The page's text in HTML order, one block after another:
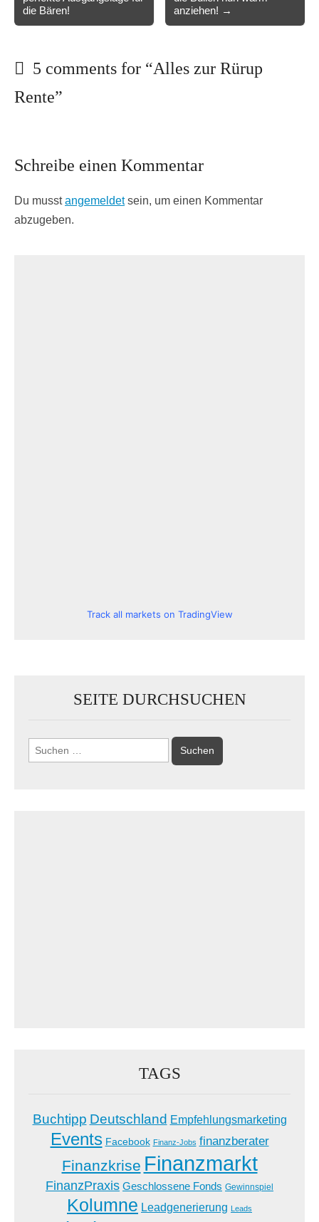
die Bären!
anziehen! →
5 comments for “Alles zur Rürup
Rente”
Schreibe einen Kommentar
Du musstangemeldetsein, um einen Kommentar
abzugeben.
Track all markets on TradingView
SEITE DURCHSUCHEN
Suchen
nach:
TAGS
Buchtipp Deutschland Empfehlungsmarketing
Events Facebook Finanz-Jobs finanzberater
Finanzkrise Finanzmarkt
FinanzPraxis Geschlossene Fonds Gewinnspiel
Kolumne Leadgenerierung Leads